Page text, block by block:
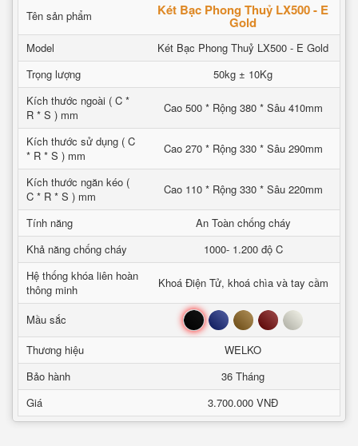
Tên sản phẩm Két Bạc Phong Thuỷ LX500 - E
Gold
Model
Két Bạc Phong Thuỷ LX500 - E Gold
Trọng lượng
50kg ± 10Kg
Kích thước ngoài ( C *
R * S ) mm
Cao 500 * Rộng 380 * Sâu 410mm
Kích thước sử dụng ( C
* R * S ) mm
Cao 270 * Rộng 330 * Sâu 290mm
Kích thước ngăn kéo (
C * R * S ) mm
Cao 110 * Rộng 330 * Sâu 220mm
Tính năng
An Toàn chống cháy
Khả năng chống cháy
1000- 1.200 độ C
Hệ thống khóa liên hoàn
thông minh
Khoá Điện Tử, khoá chìa và tay cầm
Mầu sắc Đen Xanh Nâu Đỏ Trắng
Thương hiệu
WELKO
Bảo hành
36 Tháng
Giá
3.700.000 VNĐ